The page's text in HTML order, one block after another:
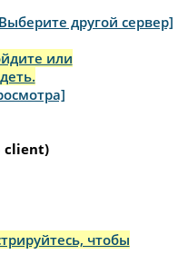
другой сервер]
или
client)
чтобы